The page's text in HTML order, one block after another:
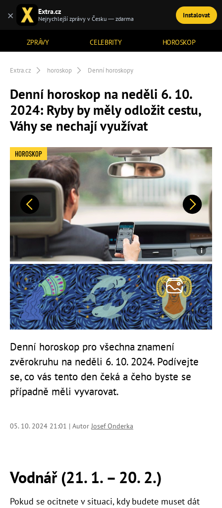
ZPRÁVY CELEBRITY HOROSKOP
TÉMATA
Extra.cz horoskop Denní horoskopy
Denní horoskop na neděli 6. 10.
2024: Ryby by měly odložit cestu,
Váhy se nechají využívat
Předchozí Další
HOROSKOP
Denní horoskop pro všechna znamení
zvěrokruhu na neděli 6. 10. 2024. Podívejte
se, co vás tento den čeká a čeho byste se
případně měli vyvarovat.
05. 10. 2024 21:01 | AutorJosef Onderka
Vodnář (21. 1. – 20. 2.)
Pokud se ocitnete v situaci, kdy budete muset dát
× Extra.cz
Nejrychlejší zprávy v Česku — zdarma Instalovat